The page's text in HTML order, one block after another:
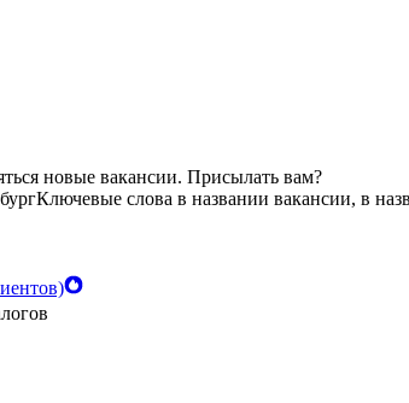
новые вакансии. Присылать вам?
Ключевые слова в названии вакансии, в